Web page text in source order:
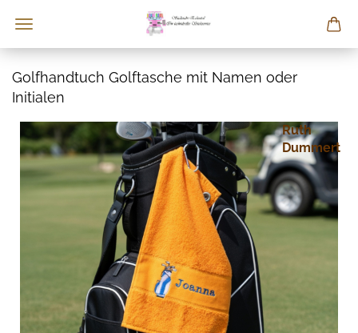
Golfhandtuch Golftasche mit Namen oder
Initialen
Ruth
Dummert